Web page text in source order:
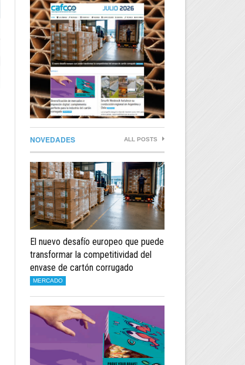
NOVEDADES ALL POSTS
El nuevo desafío europeo que puede
transformar la competitividad del
envase de cartón corrugado
MERCADO